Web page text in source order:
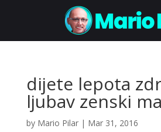
dijete lepota
ljubav zenski
by Mario Pilar| Mar 31, 2016